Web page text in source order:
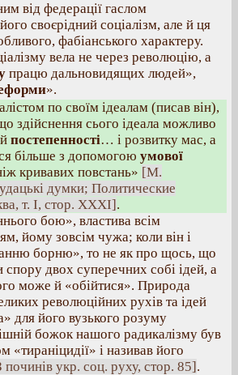
від федерації гаслом
своєрідний соціалізм, але й ця
фабіанського характеру.
вела не через революцію, а
працю дальновидящих людей»,
».
по своїм ідеалам (писав він),
здійснення сього ідеала можливо
постепенності… і розвитку мас, а
більше з допомогою умової
кривавих повстань» [М.
думки; Политические
т. І, стор. XXXI].
бою», властива всім
йому зовсім чужа; коли він і
борню», то не як про щось, що
спору двох суперечних собі ідей, а
може й «обійтися». Природа
революційних рухів та ідей
для його вузького розуму
божок нашого радикалізму був
«тираніцидії» і називав його
починів укр. соц. руху, стор. 85].